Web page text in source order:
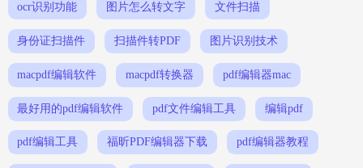
ocr识别功能 图片怎么转文字 文件扫描
身份证扫描件 扫描件转PDF 图片识别技术
macpdf编辑软件 macpdf转换器 pdf编辑器mac
最好用的pdf编辑软件 pdf文件编辑工具 编辑pdf
pdf编辑工具 福昕PDF编辑器下载 pdf编辑器教程